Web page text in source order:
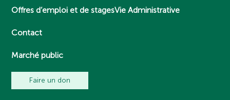
Offres d’emploi et de stages
Contact
Marché public
Vie Administrative
Faire un don